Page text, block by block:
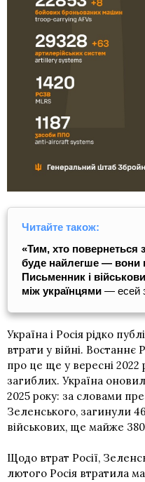
Читайте також:
«Тим, хто повернеться
буде найлегше — вони
Письменник і
між українцями — есей
Україна і Росія рідко
втрати у війні. Востаннє
про це ще у вересні
загиблих. Україна
2025 року: за словами
Зеленського, загинули
військових, ще майже
Щодо втрат Росії,
лютого Росія втратила